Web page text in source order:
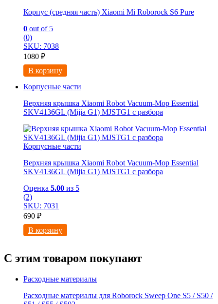
Корпус (средняя часть) Xiaomi Mi Roborock S6 Pure
0 out of 5
(0)
SKU: 7038
1080 ₽
В корзину
Корпусные части
Верхняя крышка Xiaomi Robot Vacuum-Mop Essential
SKV4136GL (Mijia G1) MJSTG1 с разбора
Корпусные части
Верхняя крышка Xiaomi Robot Vacuum-Mop Essential
SKV4136GL (Mijia G1) MJSTG1 с разбора
Оценка 5.00 из 5
(2)
SKU: 7031
690 ₽
В корзину
С этим товаром покупают
Расходные материалы
Расходные материалы для Roborock Sweep One S5 / S50 /